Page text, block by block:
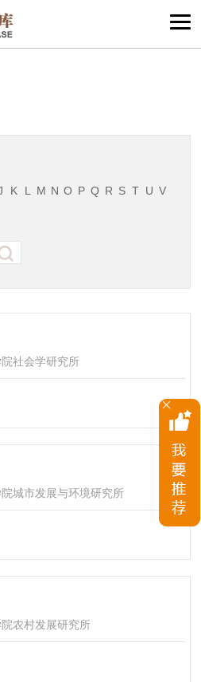
K L M N O P Q R S T U V
社会学研究所
城市发展与环境研究所
农村发展研究所